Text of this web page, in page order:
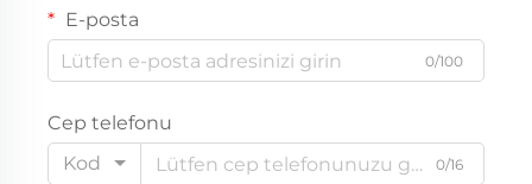
E-posta
0/100
Cep telefonu
Kod
0/16